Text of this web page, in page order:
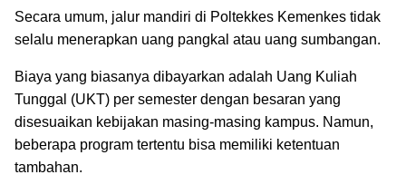
Secara umum, jalur mandiri di Poltekkes Kemenkes tidak
selalu menerapkan uang pangkal atau uang sumbangan.
Biaya yang biasanya dibayarkan adalah Uang Kuliah
Tunggal (UKT) per semester dengan besaran yang
disesuaikan kebijakan masing-masing kampus. Namun,
beberapa program tertentu bisa memiliki ketentuan
tambahan.